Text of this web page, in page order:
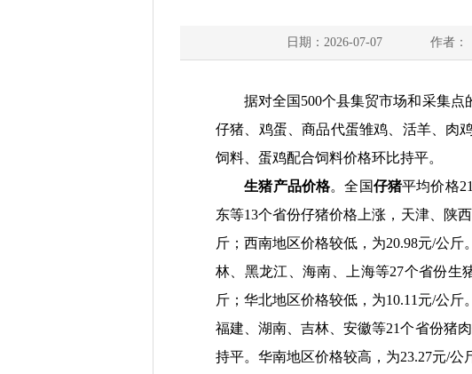
日期：2026-07-07 作者：
据对全国500个县集贸市场和采集点
仔猪、鸡蛋、商品代蛋雏鸡、活羊、肉
饲料、蛋鸡配合饲料价格环比持平。
生猪产品价格。全国仔猪平均价格
东等13个省份仔猪价格上涨，天津、陕
斤；西南地区价格较低，为20.98元/公斤
林、黑龙江、海南、上海等27个省份生
斤；华北地区价格较低，为10.11 元/公斤
福建、湖南、吉林、安徽等21个省份猪
持平。华南地区价格较高，为23.27元/公